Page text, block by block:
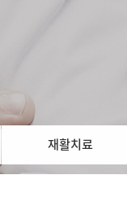
재활치료